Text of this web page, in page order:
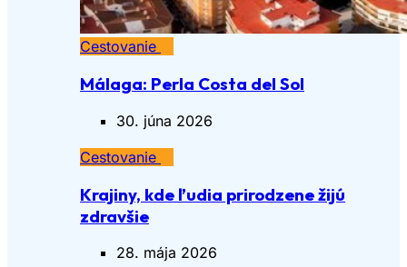
Cestovanie
Málaga: Perla Costa del Sol
30. júna 2026
Cestovanie
Krajiny, kde ľudia prirodzene žijú
zdravšie
28. mája 2026